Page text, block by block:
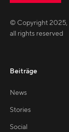
© Copyright2025,
all rights reserved
Beiträge
News
Stories
Social